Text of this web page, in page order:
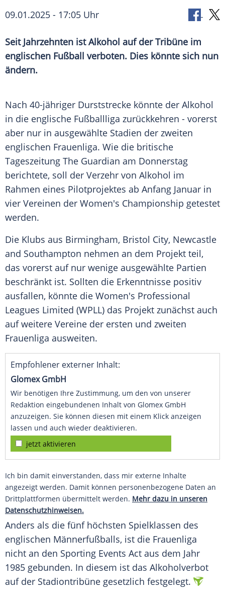
09.01.2025 - 17:05 Uhr
Seit Jahrzehnten ist Alkohol auf der Tribüne im
englischen Fußball verboten. Dies könnte sich nun
ändern.
Nach 40-jähriger Durststrecke könnte der Alkohol
in die englische Fußballliga zurückkehren - vorerst
aber nur in ausgewählte Stadien der zweiten
englischen Frauenliga. Wie die britische
Tageszeitung The Guardian am Donnerstag
berichtete, soll der Verzehr von Alkohol im
Rahmen eines Pilotprojektes ab Anfang Januar in
vier Vereinen der Women's Championship getestet
werden.
Die Klubs aus Birmingham, Bristol City, Newcastle
and Southampton nehmen an dem Projekt teil,
das vorerst auf nur wenige ausgewählte Partien
beschränkt ist. Sollten die Erkenntnisse positiv
ausfallen, könnte die Women's Professional
Leagues Limited (WPLL) das Projekt zunächst auch
auf weitere Vereine der ersten und zweiten
Frauenliga ausweiten.
Empfohlener externer Inhalt:
Glomex GmbH
Wir benötigen Ihre Zustimmung, um den von unserer
Redaktion eingebundenen Inhalt von Glomex GmbH
anzuzeigen. Sie können diesen mit einem Klick anzeigen
lassen und auch wieder deaktivieren.
jetzt aktivieren
Ich bin damit einverstanden, dass mir externe Inhalte
angezeigt werden. Damit können personenbezogene Daten an
Drittplattformen übermittelt werden. Mehr dazu in unseren
Datenschutzhinweisen.
Anders als die fünf höchsten Spielklassen des
englischen Männerfußballs, ist die Frauenliga
nicht an den Sporting Events Act aus dem Jahr
1985 gebunden. In diesem ist das Alkoholverbot
auf der Stadiontribüne gesetzlich festgelegt.